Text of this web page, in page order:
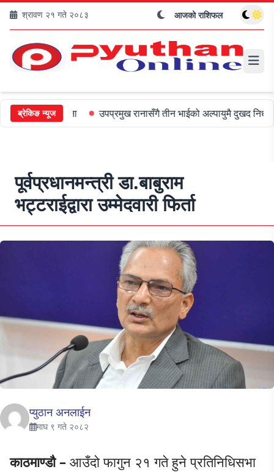
श्रावण २१ गते २०८३ आजको राशिफल
ब्रेकिङ न्यूजउपप्रमुख रानासँगै तीन भाईको अल्पायुमै दुखद निधन ओली
पूर्वप्रधानमन्त्री डा.बाबुराम
भट्टराईद्वारा उम्मेदवारी फिर्ता
प्युठान अनलाईन
माघ ९ गते २०८२
काठमाण्डौ – आउँदो फागुन २१ गते हुने प्रतिनिधिसभा